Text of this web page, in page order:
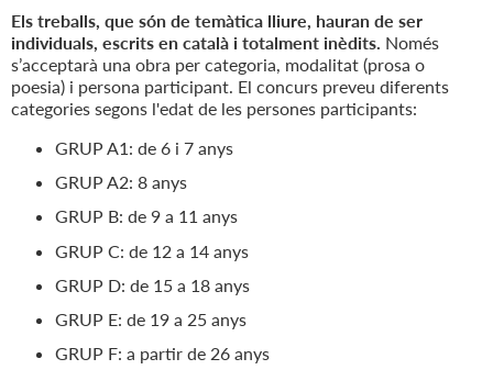
Els treballs, que són de temàtica lliure, hauran de ser
individuals, escrits en català i totalment inèdits. Només
s’acceptarà una obra per categoria, modalitat (prosa o
poesia) i persona participant. El concurs preveu diferents
categories segons l'edat de les persones participants:
GRUP A1: de 6 i 7 anys
GRUP A2: 8 anys
GRUP B: de 9 a 11 anys
GRUP C: de 12 a 14 anys
GRUP D: de 15 a 18 anys
GRUP E: de 19 a 25 anys
GRUP F: a partir de 26 anys